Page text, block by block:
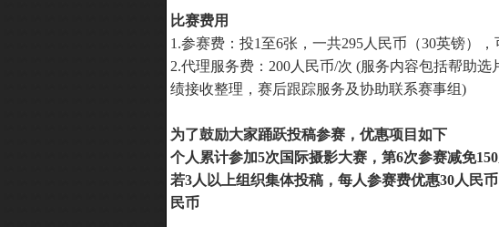
比赛费用
1.参赛费：投1至6张，一共295人民币（30英镑），
2.代理服务费：200人民币/次 (服务内容包括帮助
绩接收整理，赛后跟踪服务及协助联系赛事组)
为了鼓励大家踊跃投稿参赛，优惠项目如下
个人累计参加5次国际摄影大赛，第6次参赛减免150
若3人以上组织集体投稿，每人参赛费优惠30人民
民币